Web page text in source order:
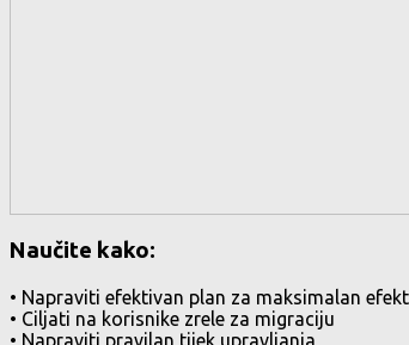
Naučite kako:
• Napraviti efektivan plan za maksimalan efekt
• Ciljati na korisnike zrele za migraciju
• Napraviti pravilan tijek upravljanja